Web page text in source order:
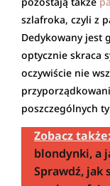
szlafroka, czyli z
Dedykowany jest
optycznie skraca
oczywiście nie
poszczególnych
Zobacz także:
blondynki, a
Sprawdź, jak